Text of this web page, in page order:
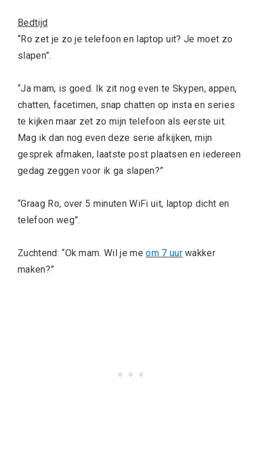
Bedtijd
“Ro zet je zo je telefoon en laptop uit? Je moet zo
slapen”.
“Ja mam, is goed. Ik zit nog even te Skypen, appen,
chatten, facetimen, snap chatten op insta en series
te kijken maar zet zo mijn telefoon als eerste uit.
Mag ik dan nog even deze serie afkijken, mijn
gesprek afmaken, laatste post plaatsen en iedereen
gedag zeggen voor ik ga slapen?”
“Graag Ro, over 5 minuten WiFi uit, laptop dicht en
telefoon weg”.
Zuchtend: “Ok mam. Wil je meom 7 uurwakker
maken?”